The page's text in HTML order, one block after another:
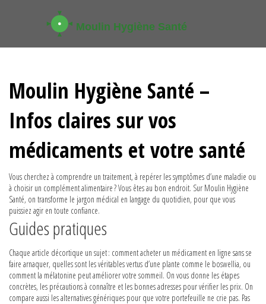
Moulin Hygiène Santé –
Infos claires sur vos
médicaments et votre santé
Vous cherchez à comprendre un traitement, à repérer les symptômes d’une maladie ou
à choisir un complément alimentaire ? Vous êtes au bon endroit. Sur Moulin Hygiène
Santé, on transforme le jargon médical en langage du quotidien, pour que vous
puissiez agir en toute confiance.
Guides pratiques
Chaque article décortique un sujet : comment acheter un médicament en ligne sans se
faire arnaquer, quelles sont les véritables vertus d’une plante comme le boswellia, ou
comment la mélatonine peut améliorer votre sommeil. On vous donne les étapes
concrètes, les précautions à connaître et les bonnes adresses pour vérifier les prix. On
compare aussi les alternatives génériques pour que votre portefeuille ne crie pas. Pas